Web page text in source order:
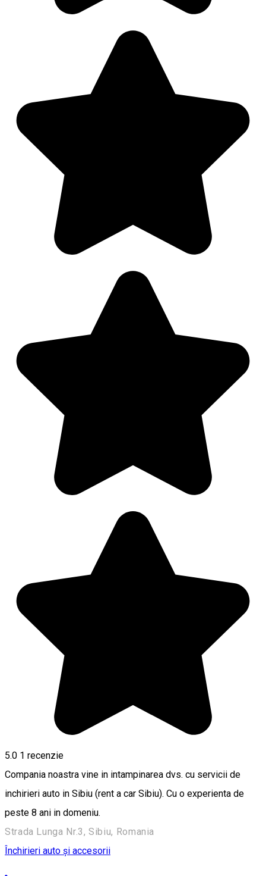
5.0 1 recenzie
Compania noastra vine in intampinarea dvs. cu servicii de
inchirieri auto in Sibiu (rent a car Sibiu). Cu o experienta de
peste 8 ani in domeniu.
Strada Lunga Nr.3, Sibiu, Romania
Închirieri auto și accesorii